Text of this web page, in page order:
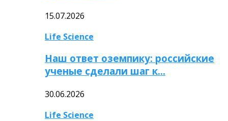
15.07.2026
Life Science
Наш ответ оземпику: российские
ученые сделали шаг к…
30.06.2026
Life Science